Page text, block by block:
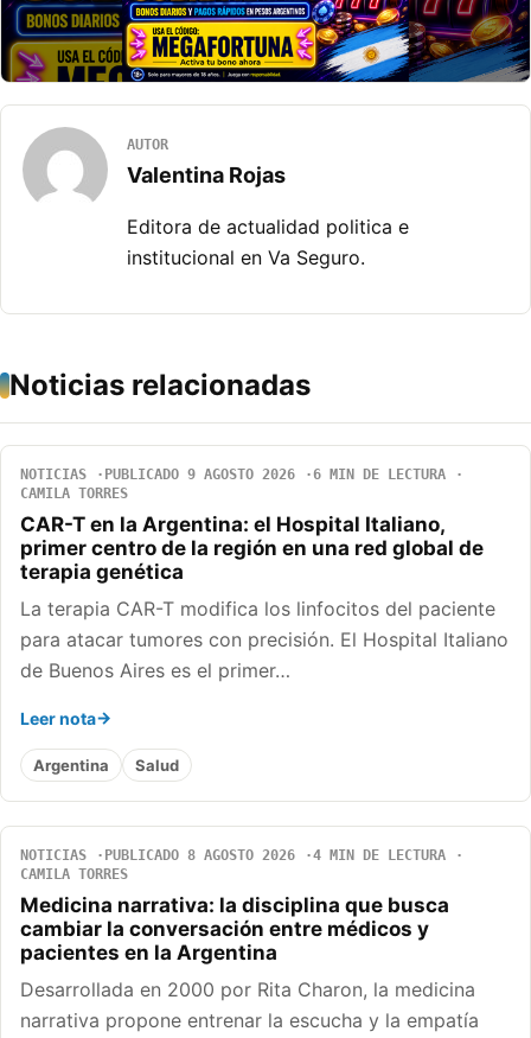
AUTOR
Valentina Rojas
Editora de actualidad politica e
institucional en Va Seguro.
Noticias relacionadas
NOTICIAS PUBLICADO 9 AGOSTO 2026
6 MIN DE LECTURA
CAMILA TORRES
CAR-T en la Argentina: el Hospital Italiano,
primer centro de la región en una red global de
terapia genética
La terapia CAR-T modifica los linfocitos del paciente
para atacar tumores con precisión. El Hospital Italiano
de Buenos Aires es el primer…
Leer nota
Argentina Salud
NOTICIAS PUBLICADO 8 AGOSTO 2026
4 MIN DE LECTURA
CAMILA TORRES
Medicina narrativa: la disciplina que busca
cambiar la conversación entre médicos y
pacientes en la Argentina
Desarrollada en 2000 por Rita Charon, la medicina
narrativa propone entrenar la escucha y la empatía